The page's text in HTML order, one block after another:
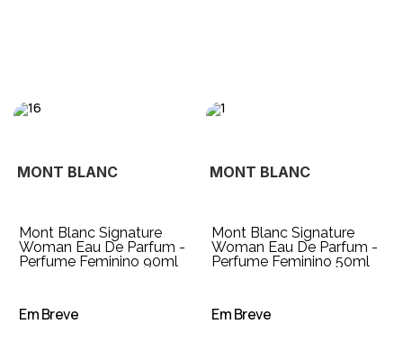
MONT BLANC
Mont Blanc Signature
Woman Eau De Parfum -
Perfume Feminino 90ml
Em Breve
MONT BLANC
Mont Blanc Signature
Woman Eau De Parfum -
Perfume Feminino 50ml
Em Breve